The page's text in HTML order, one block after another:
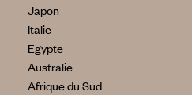
Japon
Italie
Egypte
Australie
Afrique du Sud